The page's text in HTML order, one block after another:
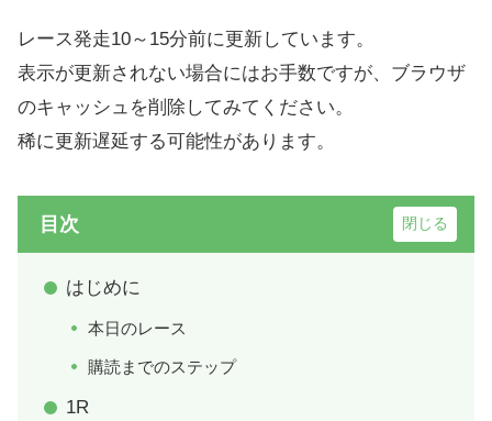
レース発走10～15分前に更新しています。
表示が更新されない場合にはお手数ですが、ブラウザ
のキャッシュを削除してみてください。
稀に更新遅延する可能性があります。
目次
はじめに
本日のレース
購読までのステップ
1R